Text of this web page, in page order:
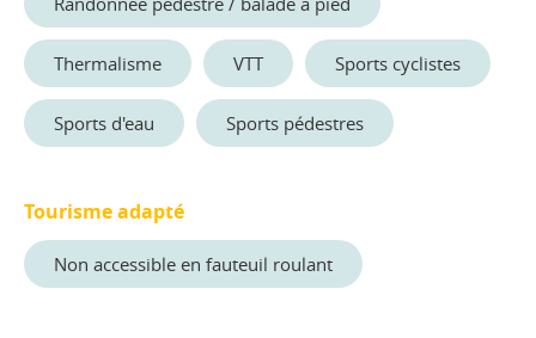
Thermalisme VTT Sports cyclistes
Sports d'eau Sports pédestres
Tourisme adapté
Non accessible en fauteuil roulant